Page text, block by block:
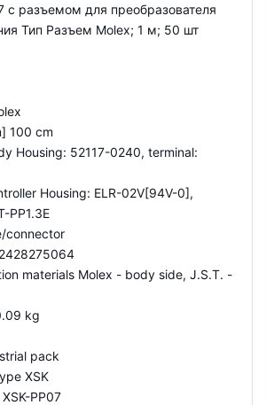
с разъемом для преобразователя
Тип Разъем Molex; 1 м; 50 шт
100 cm
Housing: 52117-0240, terminal:
Housing: ELR-02V[94V-0],
PP1.3E
connector
materials Molex - body side, J.S.T. -
kg
pack
XSK
PP07